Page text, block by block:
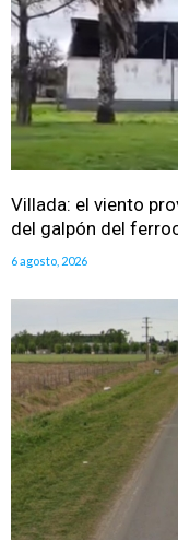
Villada: el viento
del galpón del
6 agosto, 2026